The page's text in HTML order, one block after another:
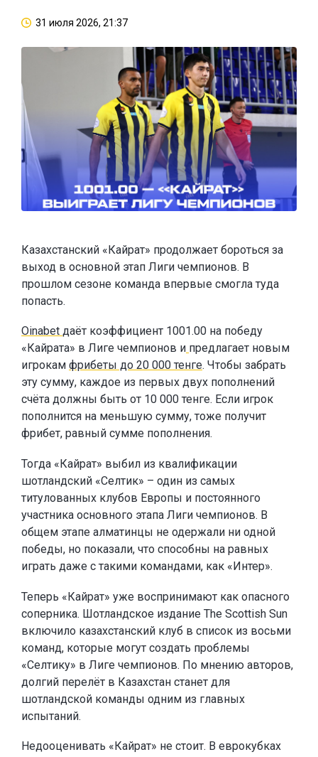
31 июля 2026, 21:37
Казахстанский «Кайрат» продолжает бороться за
выход в основной этап Лиги чемпионов. В
прошлом сезоне команда впервые смогла туда
попасть.
Oinabet даёт коэффициент 1001.00 на победу
«Кайрата» в Лиге чемпионов и предлагает новым
игрокам фрибеты до 20 000 тенге. Чтобы забрать
эту сумму, каждое из первых двух пополнений
счёта должны быть от 10 000 тенге. Если игрок
пополнится на меньшую сумму, тоже получит
фрибет, равный сумме пополнения.
Тогда «Кайрат» выбил из квалификации
шотландский «Селтик» – один из самых
титулованных клубов Европы и постоянного
участника основного этапа Лиги чемпионов. В
общем этапе алматинцы не одержали ни одной
победы, но показали, что способны на равных
играть даже с такими командами, как «Интер».
Теперь «Кайрат» уже воспринимают как опасного
соперника. Шотландское издание The Scottish Sun
включило казахстанский клуб в список из восьми
команд, которые могут создать проблемы
«Селтику» в Лиге чемпионов. По мнению авторов,
долгий перелёт в Казахстан станет для
шотландской команды одним из главных
испытаний.
Недооценивать «Кайрат» не стоит. В еврокубках